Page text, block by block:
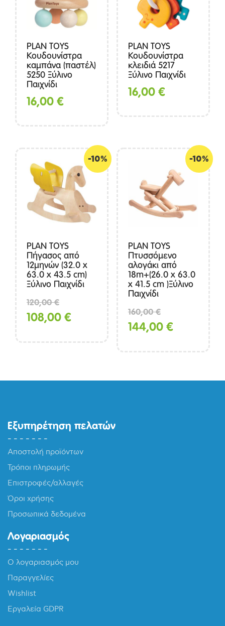
PLAN TOYS
Κουδουνίστρα
καμπάνα (παστέλ)
5250 Ξύλινο
Παιχνίδι
16,00€
PLAN TOYS
Κουδουνίστρα
κλειδιά 5217
Ξύλινο Παιχνίδι
16,00€
-10%
PLAN TOYS
Πήγασος από
12μηνών (32.0 x
63.0 x 43.5 cm)
Ξύλινο Παιχνίδι
120,00€
price
108,00€
108,00 €.
-10%
PLAN TOYS
Πτυσσόμενο
αλογάκι από
18m+(26.0 x 63.0
x 41.5 cm )Ξύλινο
Παιχνίδι
160,00€
price
144,00€
Εξυπηρέτηση πελατών
Αποστολή προϊόντων
Τρόποι πληρωμής
Επιστροφές/αλλαγές
Όροι χρήσης
Προσωπικά δεδομένα
Λογαριασμός
Ο λογαριασμός μου
Παραγγελίες
Wishlist
Εργαλεία GDPR